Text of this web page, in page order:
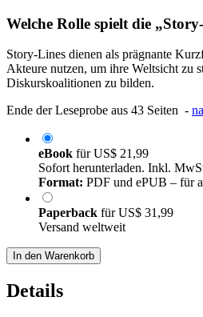
Welche Rolle spielt die
Story-Lines dienen als prägnante
Akteure nutzen, um ihre Weltsicht zu
Diskurskoalitionen zu bilden.
Ende der Leseprobe aus 43 Seiten -
eBook fürUS$ 21,99
Sofort herunterladen. Inkl.
Format: PDF und ePUB – für
Paperback fürUS$ 31,99
Versand weltweit
In den Warenkorb
Details